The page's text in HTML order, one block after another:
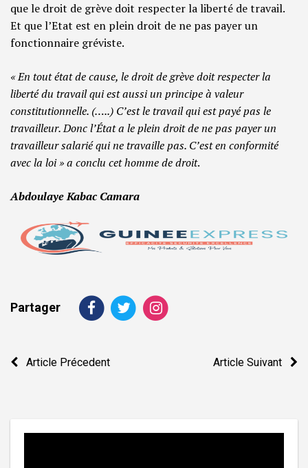
que le droit de grève doit respecter la liberté de travail.
Et que l’Etat est en plein droit de ne pas payer un
fonctionnaire gréviste.
« En tout état de cause, le droit de grève doit respecter la
liberté du travail qui est aussi un principe à valeur
constitutionnelle. (…..) C’est le travail qui est payé pas le
travailleur. Donc l’État a le plein droit de ne pas payer un
travailleur salarié qui ne travaille pas. C’est en conformité
avec la loi » a conclu cet homme de droit.
Abdoulaye Kabac Camara
Partager
Navigation
Article Précedent Article Suivant